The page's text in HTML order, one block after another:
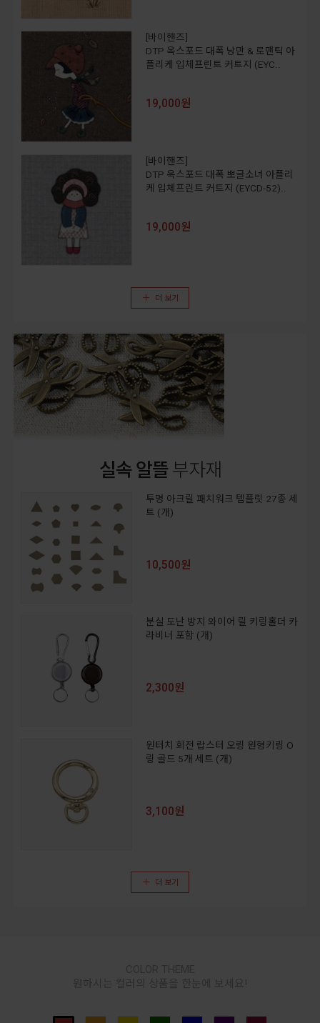
[바이핸즈]
DTP 옥스포드 대폭 낭만 & 로맨틱 아
플리케 입체프린트 커트지 (EYC..
19,000원
[바이핸즈]
DTP 옥스포드 대폭 뽀글소녀 아플리
케 입체프린트 커트지 (EYCD-52)..
19,000원
더 보기
실속 알뜰부자재
투명 아크릴 패치워크 템플릿 27종 세
트 (개)
10,500원
분실 도난 방지 와이어 릴 키링홀더 카
라비너 포함 (개)
2,300원
원터치 회전 랍스터 오링 원형키링 O
링 골드 5개 세트 (개)
3,100원
더 보기